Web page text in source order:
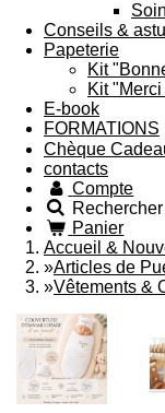
Conseils &
Papeterie
Kit
Kit
E-book
FORMATIONS
Chèque
contacts
Compte
Rechercher
Panier
Accueil &
»Articles de
»Vêtements &